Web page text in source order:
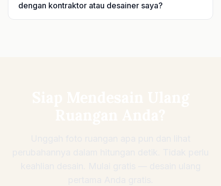
dengan kontraktor atau desainer saya?